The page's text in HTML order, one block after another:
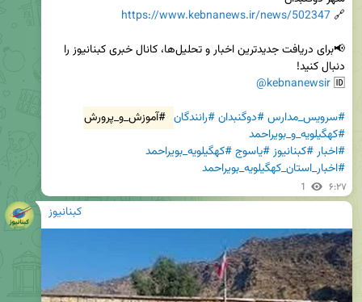
🔗
https://www.kebnanews.ir/news/502347
🆔
@kebnanewsir
#سرویس_مدارس#دوگنبدان#رانندگان #آموزش_و_پرورش
#کهگیلویه_و_بویراحمد
#اخبار#کبنانیوز#یاسوج#کهگیلویه_بویراحمد
#اخبار_استان_کهگیلویه_بویراحمد
1 ۶:۲۷
کبنانیوز